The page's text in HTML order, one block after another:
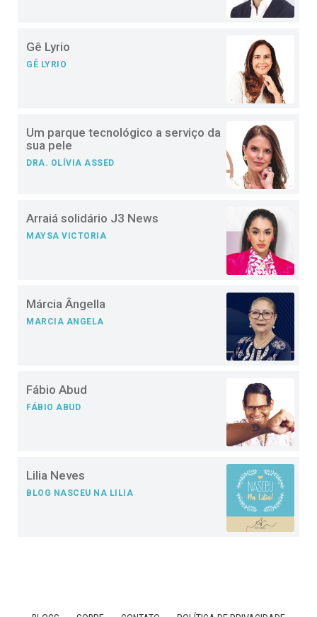
Gê Lyrio
GÊ LYRIO
Um parque tecnológico a serviço da
sua pele
DRA. OLÍVIA ASSED
Arraiá solidário J3 News
MAYSA VICTORIA
Márcia Ângella
MARCIA ANGELA
Fábio Abud
FÁBIO ABUD
Lilia Neves
BLOG NASCEU NA LILIA